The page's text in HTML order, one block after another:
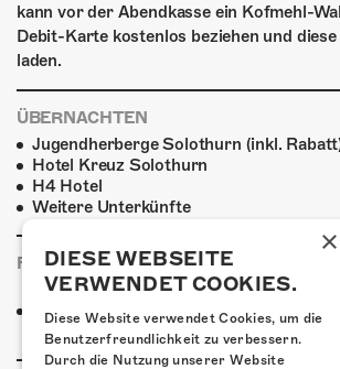
kann vor der Abendkasse ein Kofmehl-
Debit-Karte kostenlos beziehen und
laden.
ÜBERNACHTEN
Jugendherberge Solothurn (inkl.
Hotel Kreuz Solothurn
H4 Hotel
Weitere Unterkünfte
FOODTRUCK
Ab 19:00 Uhr verwöhnt ein Foodtruck
Kofmehlareal die Gäste mit einem
zu fairen Preisen.
×
DIESE WEBSEITE
VERWENDET COOKIES.
Diese Website verwendet Cookies, um die
Benutzerfreundlichkeit zu verbessern.
Durch die Nutzung unserer Website